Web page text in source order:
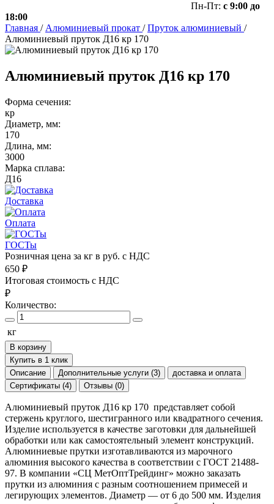
Пн-Пт: с 9:00 до
18:00
Главная / Алюминиевый прокат / Пруток алюминиевый /
Алюминиевый пруток Д16 кр 170
Алюминиевый пруток Д16 кр 170
Форма сечения:
кр
Диаметр, мм:
170
Длина, мм:
3000
Марка сплава:
Д16
Доставка
Оплата
ГОСТы
Розничная цена за кг в руб. с НДС
650 ₽
Итоговая стоимость с НДС
₽
Количество:
кг
В корзину
Купить в 1 клик
Описание
Дополнительные услуги (3)
доставка и оплата
Сертификаты (4)
Отзывы (0)
Алюминиевый пруток Д16 кр 170 представляет собой
стержень круглого, шестигранного или квадратного сечения.
Изделие используется в качестве заготовки для дальнейшей
обработки или как самостоятельный элемент конструкций.
Алюминиевые прутки изготавливаются из марочного
алюминия высокого качества в соответствии с ГОСТ 21488-
97. В компании «СЦ МетОптТрейдинг» можно заказать
прутки из алюминия с разным соотношением примесей и
легирующих элементов. Диаметр — от 6 до 500 мм. Изделия